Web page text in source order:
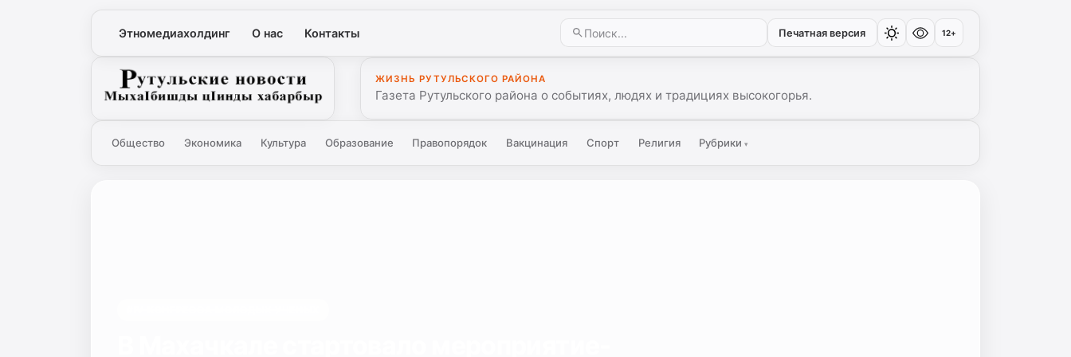
Этномедиахолдинг О нас Контакты Печатная версия 12+
Рутульские новости
ЖИЗНЬ РУТУЛЬСКОГО РАЙОНА
Газета Рутульского района о событиях, людях и традициях высокогорья.
Общество Экономика Культура Образование Правопорядок Вакцинация Спорт Религия Рубрики▾